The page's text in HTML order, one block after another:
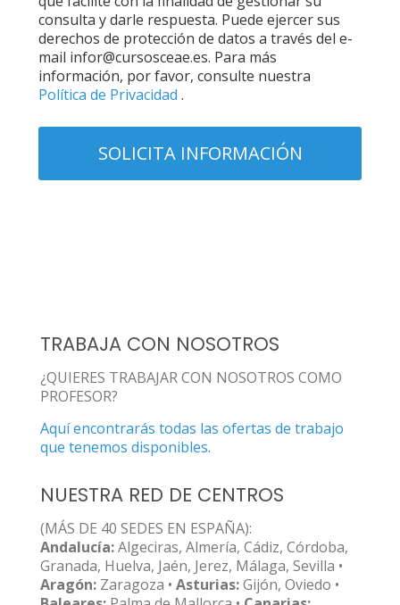
consulta y darle respuesta. Puede ejercer sus
derechos de protección de datos a través del e-
mail infor@cursosceae.es. Para más
información, por favor, consulte nuestra
Política de Privacidad .
TRABAJA CON NOSOTROS
¿QUIERES TRABAJAR CON NOSOTROS COMO
PROFESOR?
Aquí encontrarás todas las ofertas de trabajo
que tenemos disponibles.
NUESTRA RED DE CENTROS
(MÁS DE 40 SEDES EN ESPAÑA):
Andalucía:Algeciras, Almería, Cádiz, Córdoba,
Granada, Huelva, Jaén, Jerez, Málaga, Sevilla •
Aragón: Zaragoza • Asturias:Gijón, Oviedo •